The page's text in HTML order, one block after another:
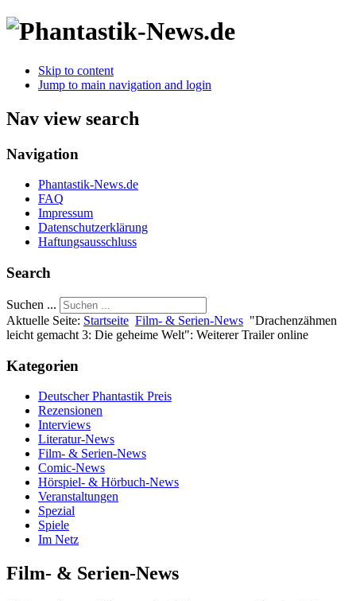
Skip to content
Jump to main navigation and login
Nav view search
Navigation
Phantastik-News.de
FAQ
Impressum
Datenschutzerklärung
Haftungsausschluss
Search
Suchen ...
Aktuelle Seite: Startseite Film- & Serien-News "Drachenzähmen
leicht gemacht 3: Die geheime Welt": Weiterer Trailer online
Kategorien
Deutscher Phantastik Preis
Rezensionen
Interviews
Literatur-News
Film- & Serien-News
Comic-News
Hörspiel- & Hörbuch-News
Veranstaltungen
Spezial
Spiele
Im Netz
Film- & Serien-News